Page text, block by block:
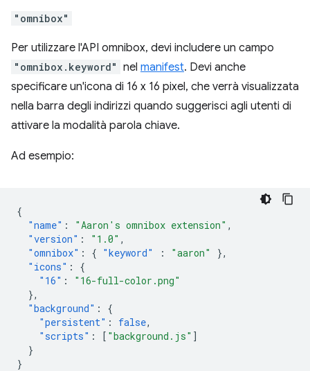
"omnibox"
Per utilizzare l'API omnibox, devi includere un campo
"omnibox.keyword" nel manifest. Devi anche
specificare un'icona di 16 x 16 pixel, che verrà visualizzata
nella barra degli indirizzi quando suggerisci agli utenti di
attivare la modalità parola chiave.
Ad esempio:
{
"name" : "Aaron's omnibox extension" ,
"version" : "1.0" ,
"omnibox" : { "keyword" : "aaron"
},
"icons" :
{
"16" :
"16-full-color.png"
},
"background" :
{
"persistent" : false,
"scripts" : [ "background.js" ]
}
}